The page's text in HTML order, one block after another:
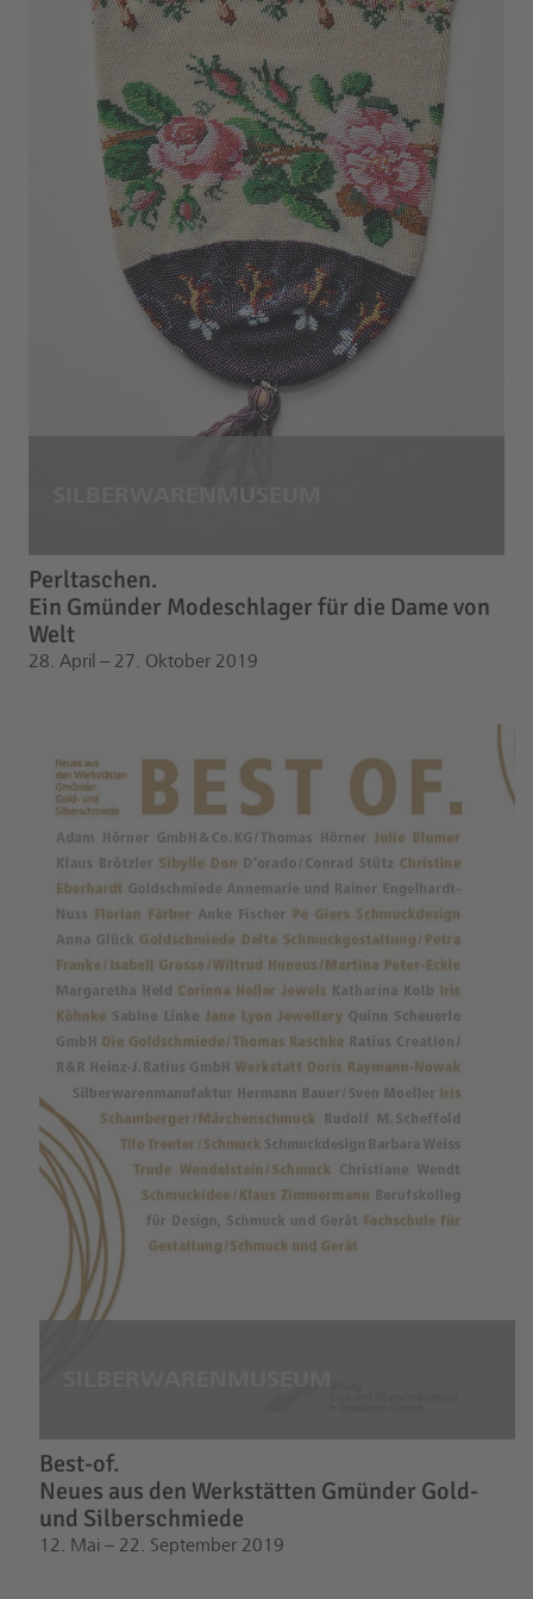
Perltaschen.
Ein Gmünder Modeschlager für die Dame von
Welt
28. April – 27. Oktober 2019
Best-of.
Neues aus den Werkstätten Gmünder Gold-
und Silberschmiede
12. Mai – 22. September 2019